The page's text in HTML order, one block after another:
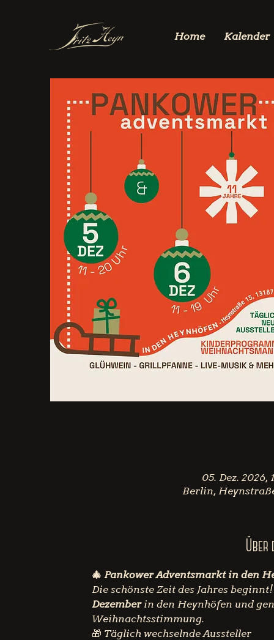
Home Kalender
05. Dez. 2026,
Berlin,
Über
🎄 Pankower Adventsmarkt in den
Die schönste Zeit des Jahres
Dezember in den Heynhöfen und
Weihnachtsstimmung.
🎁 Täglich wechselnde Aussteller